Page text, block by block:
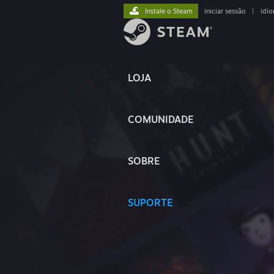
LOJA
COMUNIDADE
SOBRE
SUPORTE
Instale o Steam iniciar sessão